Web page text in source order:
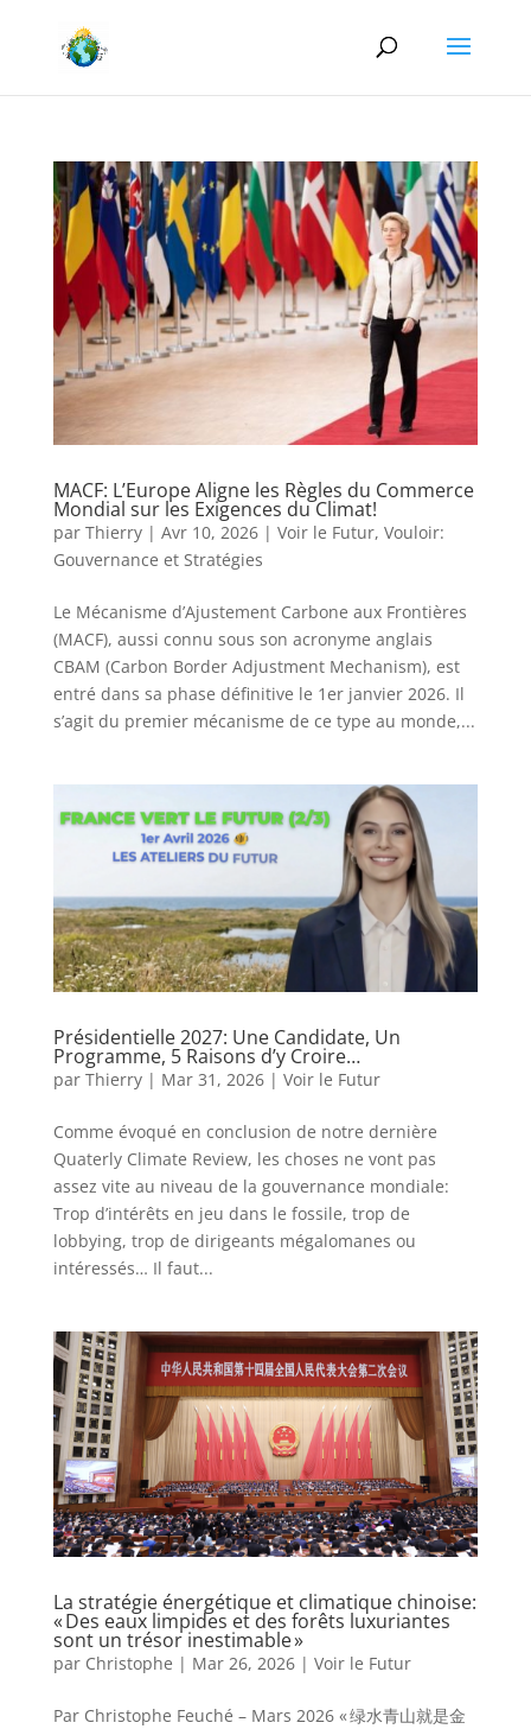
MACF: L’Europe Aligne les Règles du Commerce
Mondial sur les Exigences du Climat!
par Thierry| Avr 10, 2026| Voir le Futur, Vouloir:
Gouvernance et Stratégies
Le Mécanisme d’Ajustement Carbone aux Frontières
(MACF), aussi connu sous son acronyme anglais
CBAM (Carbon Border Adjustment Mechanism), est
entré dans sa phase définitive le 1er janvier 2026. Il
s’agit du premier mécanisme de ce type au monde,...
Présidentielle 2027: Une Candidate, Un
Programme, 5 Raisons d’y Croire…
par Thierry| Mar 31, 2026| Voir le Futur
Comme évoqué en conclusion de notre dernière
Quaterly Climate Review, les choses ne vont pas
assez vite au niveau de la gouvernance mondiale:
Trop d’intérêts en jeu dans le fossile, trop de
lobbying, trop de dirigeants mégalomanes ou
intéressés… Il faut...
La stratégie énergétique et climatique chinoise:
« Des eaux limpides et des forêts luxuriantes
sont un trésor inestimable »
par Christophe | Mar 26, 2026| Voir le Futur
Par Christophe Feuché – Mars 2026 « 绿水青山就是金